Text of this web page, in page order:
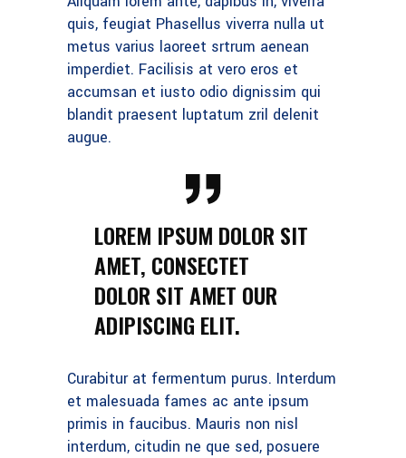
quis, feugiat Phasellus viverra nulla ut
metus varius laoreet srtrum aenean
imperdiet. Facilisis at vero eros et
accumsan et iusto odio dignissim qui
blandit praesent luptatum zril delenit
augue.
LOREM IPSUM DOLOR SIT
AMET, CONSECTET
DOLOR SIT AMET OUR
ADIPISCING ELIT.
Curabitur at fermentum purus. Interdum
et malesuada fames ac ante ipsum
primis in faucibus. Mauris non nisl
interdum, citudin ne que sed, posuere